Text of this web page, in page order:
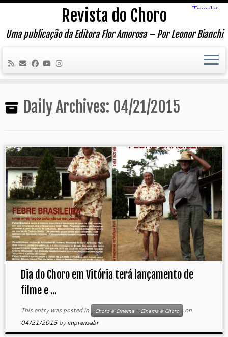
Skip
content
Revista do Choro
Uma publicação da Editora Flor Amorosa – Por Leonor Bianchi
Daily Archives: 04/21/2015
Dia do Choro em Vitória terá lançamento de
filme e ...
This entry was posted in Choro e Cinema - Cinema e Choro
on
04/21/2015 byimprensabr